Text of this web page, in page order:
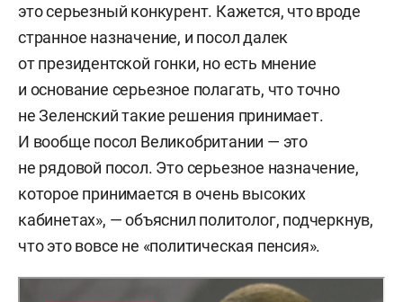
это серьезный конкурент. Кажется, что вроде
странное назначение, и посол далек
от президентской гонки, но есть мнение
и основание серьезное полагать, что точно
не Зеленский такие решения принимает.
И вообще посол Великобритании — это
не рядовой посол. Это серьезное назначение,
которое принимается в очень высоких
кабинетах», — объяснил политолог, подчеркнув,
что это вовсе не «политическая пенсия».